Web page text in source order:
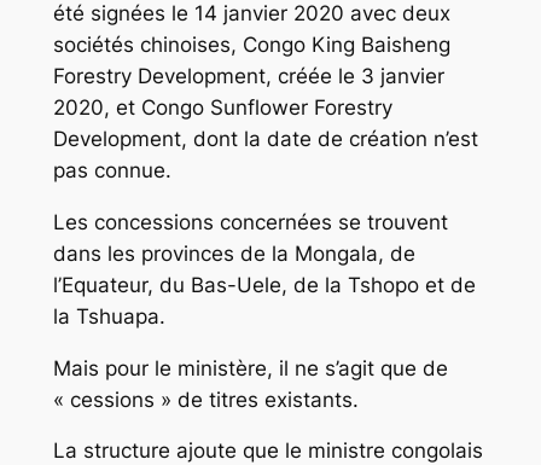
été signées le 14 janvier 2020 avec deux
sociétés chinoises, Congo King Baisheng
Forestry Development, créée le 3 janvier
2020, et Congo Sunflower Forestry
Development, dont la date de création n’est
pas connue.
Les concessions concernées se trouvent
dans les provinces de la Mongala, de
l’Equateur, du Bas-Uele, de la Tshopo et de
la Tshuapa.
Mais pour le ministère, il ne s’agit que de
« cessions » de titres existants.
La structure ajoute que le ministre congolais